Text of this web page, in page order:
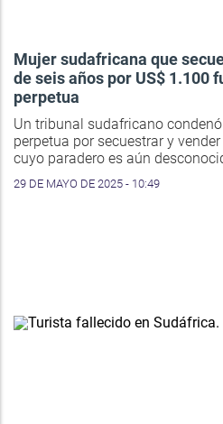
Mujer sudafricana que
de seis años por US$ 1.100
perpetua
Un tribunal sudafricano
perpetua por secuestrar y
cuyo paradero es aún
29 DE MAYO DE 2025 - 10:49